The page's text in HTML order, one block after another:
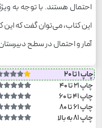
احتمال هستند. با توجه به
این کتاب، می‌توان گفت که این
آمار و احتمال در سطح
چاپ 1 تا 20
چاپ 21 تا 40
چاپ 41 تا 60
چاپ 61 تا 80
چاپ 81 به بالا